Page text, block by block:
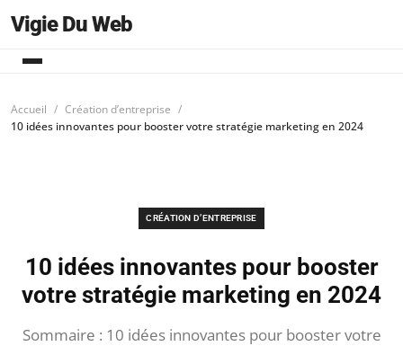
Vigie Du Web
Accueil
Création d’entreprise
10 idées innovantes pour booster votre stratégie marketing en 2024
CRÉATION D’ENTREPRISE
10 idées innovantes pour booster
votre stratégie marketing en 2024
Sommaire : 10 idées innovantes pour booster votre